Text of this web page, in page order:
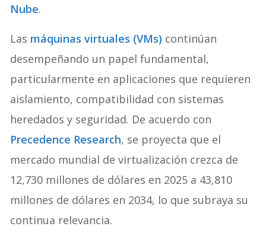
Nube.
Las máquinas virtuales (VMs) continúan
desempeñando un papel fundamental,
particularmente en aplicaciones que requieren
aislamiento, compatibilidad con sistemas
heredados y seguridad. De acuerdo con
Precedence Research, se proyecta que el
mercado mundial de virtualización crezca de
12,730 millones de dólares en 2025 a 43,810
millones de dólares en 2034, lo que subraya su
continua relevancia.